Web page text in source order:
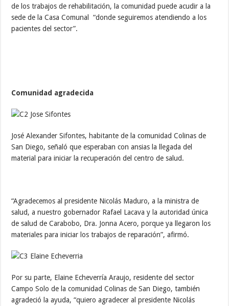
de los trabajos de rehabilitación, la comunidad puede acudir a la
sede de la Casa Comunal “donde seguiremos atendiendo a los
pacientes del sector”.
Comunidad agradecida
José Alexander Sifontes, habitante de la comunidad Colinas de
San Diego, señaló que esperaban con ansias la llegada del
material para iniciar la recuperación del centro de salud.
“Agradecemos al presidente Nicolás Maduro, a la ministra de
salud, a nuestro gobernador Rafael Lacava y la autoridad única
de salud de Carabobo, Dra. Jonna Acero, porque ya llegaron los
materiales para iniciar los trabajos de reparación”, afirmó.
Por su parte, Elaine Echeverría Araujo, residente del sector
Campo Solo de la comunidad Colinas de San Diego, también
agradeció la ayuda, “quiero agradecer al presidente Nicolás